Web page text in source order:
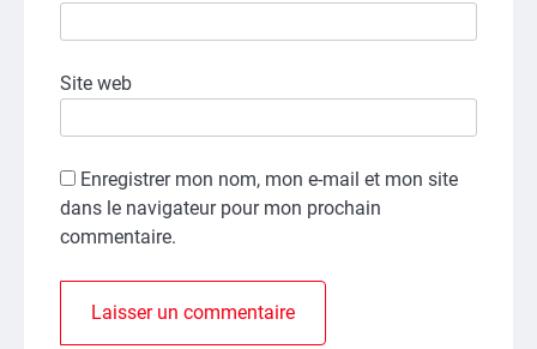
Site web
Enregistrer mon nom, mon e-mail et mon site
dans le navigateur pour mon prochain
commentaire.